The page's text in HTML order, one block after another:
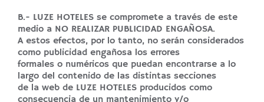
B.- LUZE HOTELES se compromete a través de este
medio a NO REALIZAR PUBLICIDAD ENGAÑOSA.
A estos efectos, por lo tanto, no serán considerados
como publicidad engañosa los errores
formales o numéricos que puedan encontrarse a lo
largo del contenido de las distintas secciones
de la web de LUZE HOTELES producidos como
consecuencia de un mantenimiento y/o